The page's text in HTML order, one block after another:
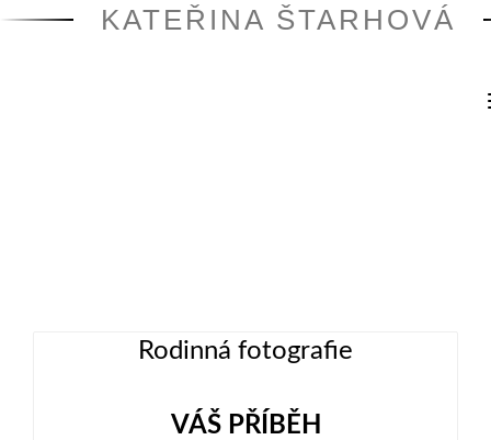
KATEŘINA ŠTARHOVÁ
Rodinná fotografie
VÁŠ PŘÍBĚH